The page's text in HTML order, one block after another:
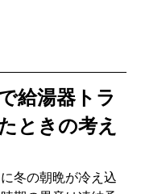
給湯器トラ
ときの考え
冬の朝晩が冷え込